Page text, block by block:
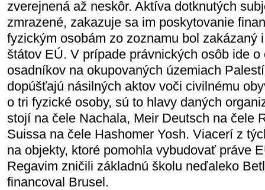
zverejnená až neskôr. Aktíva dotknutých
zmrazené, zakazuje sa im poskytovanie
fyzickým osobám zo zoznamu bol zakázaný
štátov EÚ. V prípade právnických osôb ide
osadníkov na okupovaných územiach
dopúšťajú násilných aktov voči civilnému
o tri fyzické osoby, sú to hlavy daných
stojí na čele Nachala, Meir Deutsch na čele
Suissa na čele Hashomer Yosh. Viacerí z
na objekty, ktoré pomohla vybudovať práve
Regavim zničili základnú školu neďaleko
financoval Brusel.